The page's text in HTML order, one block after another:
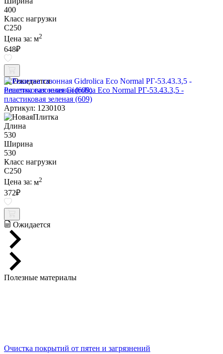
400
Класс нагрузки
C250
Цена за: м2
648₽
Ожидается
Решетка газонная Gidrolica Eco Normal РГ-53.43.3,5 -
пластиковая зеленая (609)
Артикул: 1230103
Длина
530
Ширина
530
Класс нагрузки
C250
Цена за: м2
372₽
Ожидается
Полезные материалы
Очистка покрытий от пятен и загрязнений